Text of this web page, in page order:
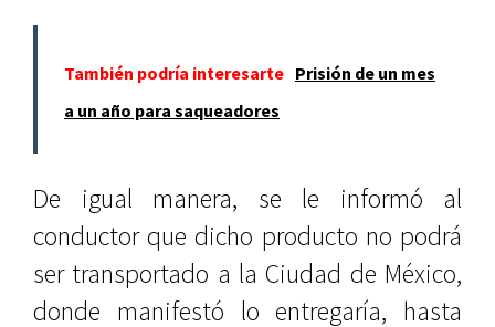
También podría interesarte Prisión de un mes
a un año para saqueadores
De igual manera, se le informó al
conductor que dicho producto no podrá
ser transportado a la Ciudad de México,
donde manifestó lo entregaría, hasta